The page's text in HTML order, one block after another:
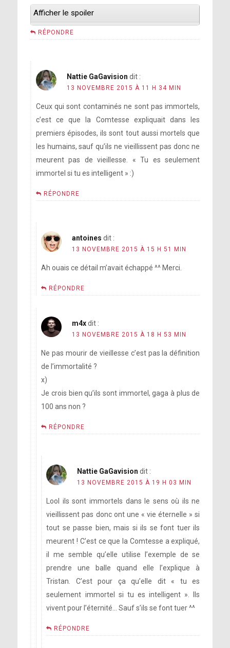
Afficher le spoiler
RÉPONDRE
Nattie GaGavision dit :
13 NOVEMBRE 2015 À 11 H 34 MIN
Ceux qui sont contaminés ne sont pas immortels,
c’est ce que la Comtesse expliquait dans les
premiers épisodes, ils sont tout aussi mortels que
les humains, sauf qu’ils ne vieillissent pas donc ne
meurent pas de vieillesse. « Tu es seulement
immortel si tu es intelligent » :)
RÉPONDRE
antoines dit :
13 NOVEMBRE 2015 À 15 H 51 MIN
Ah ouais ce détail m’avait échappé ^^ Merci.
RÉPONDRE
m4xdit :
13 NOVEMBRE 2015 À 18 H 53 MIN
Ne pas mourir de vieillesse c’est pas la définition
de l’immortalité ?
x)
Je crois bien qu’ils sont immortel, gaga à plus de
100 ans non ?
RÉPONDRE
Nattie GaGavision dit :
13 NOVEMBRE 2015 À 19 H 03 MIN
Lool ils sont immortels dans le sens où ils ne
vieillissent pas donc ont une « vie éternelle » si
tout se passe bien, mais si ils se font tuer ils
meurent ! C’est ce que la Comtesse a expliqué,
il me semble qu’elle utilise l’exemple de se
prendre une balle quand elle l’explique à
Tristan. C’est pour ça qu’elle dit « tu es
seulement immortel si tu es intelligent ». Ils
vivent pour l’éternité… Sauf s’ils se font tuer ^^
RÉPONDRE